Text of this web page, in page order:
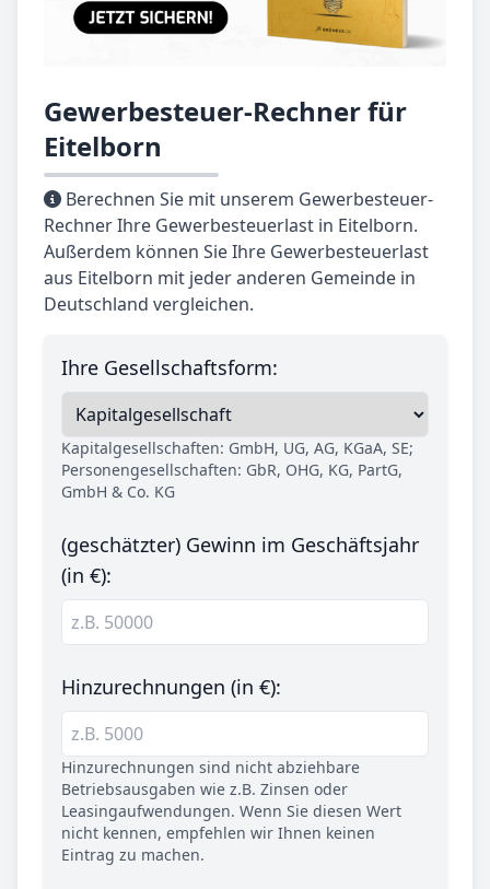
Gewerbesteuer-Rechner für
Eitelborn
Berechnen Sie mit unserem Gewerbesteuer-
Rechner Ihre Gewerbesteuerlast in Eitelborn.
Außerdem können Sie Ihre Gewerbesteuerlast
aus Eitelborn mit jeder anderen Gemeinde in
Deutschland vergleichen.
Ihre Gesellschaftsform:
Kapitalgesellschaften: GmbH, UG, AG, KGaA, SE;
Personengesellschaften: GbR, OHG, KG, PartG,
GmbH & Co. KG
(geschätzter) Gewinn im Geschäftsjahr
(in €):
Hinzurechnungen (in €):
Hinzurechnungen sind nicht abziehbare
Betriebsausgaben wie z.B. Zinsen oder
Leasingaufwendungen. Wenn Sie diesen Wert
nicht kennen, empfehlen wir Ihnen keinen
Eintrag zu machen.